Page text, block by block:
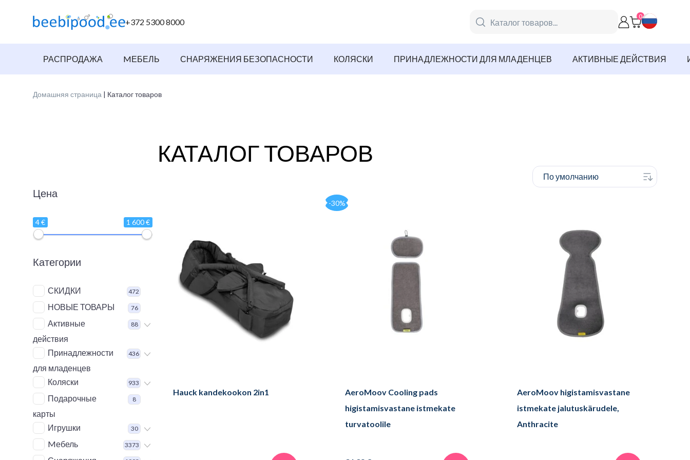
+372 5300 8000
Search
for
0
РАСПРОДАЖА MЕБЕЛЬ СНАРЯЖЕНИЯ БЕЗОПАСНОСТИ КОЛЯСКИ ПРИНАДЛЕЖНОСТИ ДЛЯ МЛАДЕНЦЕВ АКТИВНЫЕ ДЕЙСТВИЯ
Домашняя страница | Каталог товаров
Цена
4 € 1 600 €
Категории
СКИДКИ 472
НОВЫЕ ТОВАРЫ 76
Активные
действия
88
Принадлежности
для младенцев
436
Коляски 933
Подарочные
карты
8
Игрушки 30
Mебель 3373
КАТАЛОГ ТОВАРОВ
Hauck kandekookon 2in1
-30%
AeroMoov Cooling pads
higistamisvastane istmekate
turvatoolile
AeroMoov higistamisvastane
istmekate jalutuskärudele,
Anthracite